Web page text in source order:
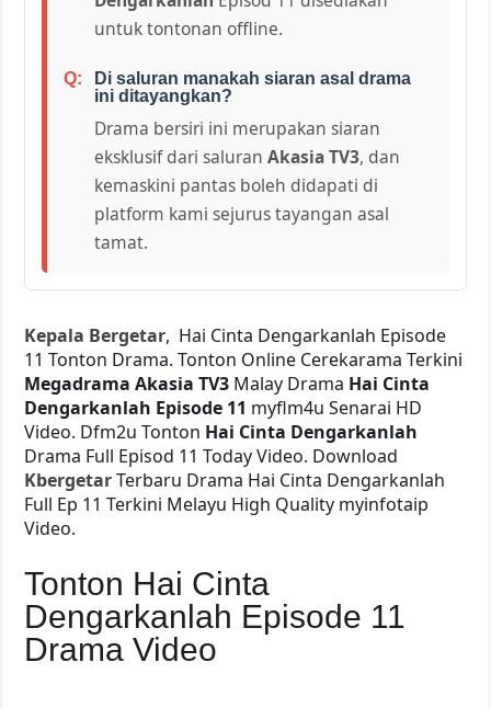
untuk tontonan offline.
Di saluran manakah siaran asal drama
ini ditayangkan?
Drama bersiri ini merupakan siaran
eksklusif dari saluranAkasia TV3, dan
kemaskini pantas boleh didapati di
platform kami sejurus tayangan asal
tamat.
Kepala Bergetar, Hai Cinta Dengarkanlah Episode
11 Tonton Drama. Tonton Online Cerekarama Terkini
Megadrama Akasia TV3 Malay Drama Hai Cinta
Dengarkanlah Episode 11 myflm4u Senarai HD
Video. Dfm2u Tonton Hai Cinta Dengarkanlah
Drama Full Episod 11 Today Video. Download
KbergetarTerbaru Drama Hai Cinta Dengarkanlah
Full Ep 11 Terkini Melayu High Quality myinfotaip
Video.
Tonton Hai Cinta
Dengarkanlah Episode 11
Drama Video